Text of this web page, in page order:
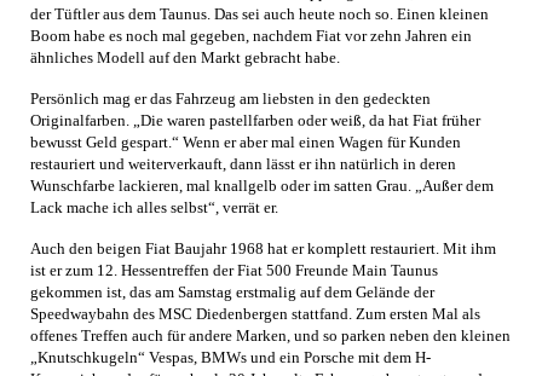
der Tüftler aus dem Taunus. Das sei auch heute noch so. Einen kleinen
Boom habe es noch mal gegeben, nachdem Fiat vor zehn Jahren ein
ähnliches Modell auf den Markt gebracht habe.
Persönlich mag er das Fahrzeug am liebsten in den gedeckten
Originalfarben. „Die waren pastellfarben oder weiß, da hat Fiat früher
bewusst Geld gespart.“ Wenn er aber mal einen Wagen für Kunden
restauriert und weiterverkauft, dann lässt er ihn natürlich in deren
Wunschfarbe lackieren, mal knallgelb oder im satten Grau. „Außer dem
Lack mache ich alles selbst“, verrät er.
Auch den beigen Fiat Baujahr 1968 hat er komplett restauriert. Mit ihm
ist er zum 12. Hessentreffen der Fiat 500 Freunde Main Taunus
gekommen ist, das am Samstag erstmalig auf dem Gelände der
Speedwaybahn des MSC Diedenbergen stattfand. Zum ersten Mal als
offenes Treffen auch für andere Marken, und so parken neben den kleinen
„Knutschkugeln“ Vespas, BMWs und ein Porsche mit dem H-